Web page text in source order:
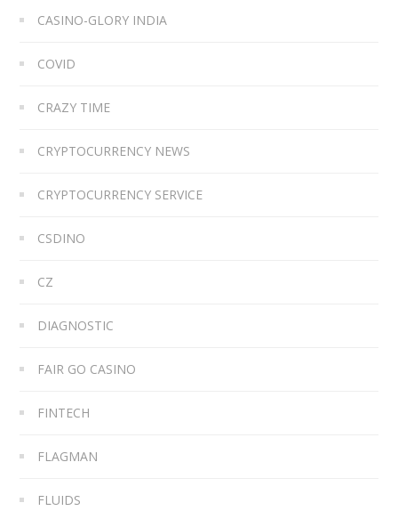
CASINO-GLORY INDIA
COVID
CRAZY TIME
CRYPTOCURRENCY NEWS
CRYPTOCURRENCY SERVICE
CSDINO
CZ
DIAGNOSTIC
FAIR GO CASINO
FINTECH
FLAGMAN
FLUIDS